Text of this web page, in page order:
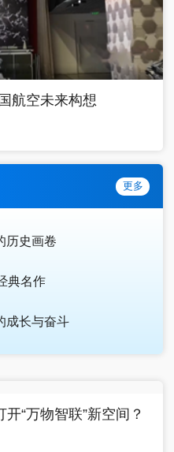
航空未来构想
更多
历史画卷
典名作
成长与奋斗
“万物智联”新空间？